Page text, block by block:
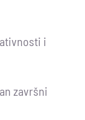
i
završni